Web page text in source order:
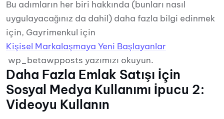
Bu adımların her biri hakkında (bunları nasıl
uygulayacağınız da dahil) daha fazla bilgi edinmek
için, Gayrimenkul için
Kişisel Markalaşmaya Yeni Başlayanlar
wp_betawpposts yazımızı okuyun.
Daha Fazla Emlak Satışı İçin
Sosyal Medya Kullanımı İpucu 2:
Videoyu Kullanın